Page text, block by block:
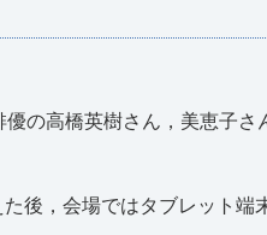
の高橋英樹さん，美恵子
後，会場ではタブレット端